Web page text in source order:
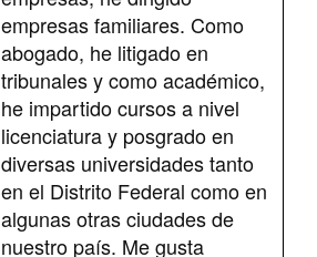
empresas familiares. Como
abogado, he litigado en
tribunales y como académico,
he impartido cursos a nivel
licenciatura y posgrado en
diversas universidades tanto
en el Distrito Federal como en
algunas otras ciudades de
nuestro país. Me gusta